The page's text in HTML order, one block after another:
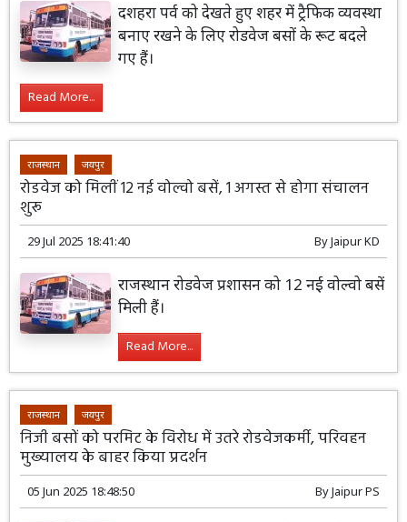
दशहरा पर्व को देखते हुए शहर में ट्रैफिक व्यवस्था
बनाए रखने के लिए रोडवेज बसों के रूट बदले
गए हैं।
Read More...
राजस्थान जयपुर
रोडवेज को मिलीं 12 नई वोल्वो बसें, 1 अगस्त से होगा संचालन
शुरू
29 Jul 2025 18:41:40 ByJaipur KD
राजस्थान रोडवेज प्रशासन को 12 नई वोल्वो बसें
मिली हैं।
Read More...
राजस्थान जयपुर
निजी बसों को परमिट के विरोध में उतरे रोडवेजकर्मी, परिवहन
मुख्यालय के बाहर किया प्रदर्शन
05 Jun 2025 18:48:50 ByJaipur PS